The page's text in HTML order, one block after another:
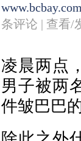
www.bcbay.com
条评论 | 查看/
凌晨两点
男子被两
件皱巴巴